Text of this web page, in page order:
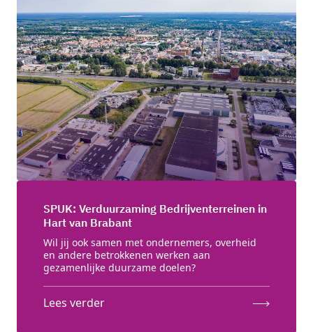
SPUK: Verduurzaming Bedrijventerreinen in
Hart van Brabant
Wil jij ook samen met ondernemers, overheid
en andere betrokkenen werken aan
gezamenlijke duurzame doelen?
Lees verder